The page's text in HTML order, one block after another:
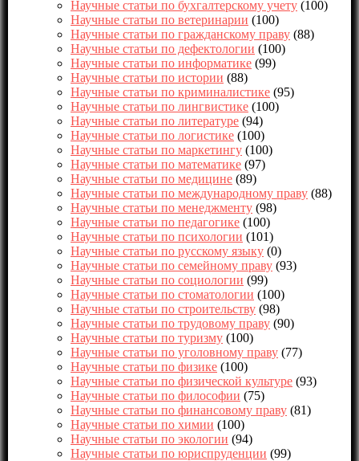
Научные статьи по бухгалтерскому учету (100)
Научные статьи по ветеринарии (100)
Научные статьи по гражданскому праву (88)
Научные статьи по дефектологии (100)
Научные статьи по информатике (99)
Научные статьи по истории (88)
Научные статьи по криминалистике (95)
Научные статьи по лингвистике (100)
Научные статьи по литературе (94)
Научные статьи по логистике (100)
Научные статьи по маркетингу (100)
Научные статьи по математике (97)
Научные статьи по медицине (89)
Научные статьи по международному праву (88)
Научные статьи по менеджменту (98)
Научные статьи по педагогике (100)
Научные статьи по психологии (101)
Научные статьи по русскому языку (0)
Научные статьи по семейному праву (93)
Научные статьи по социологии (99)
Научные статьи по стоматологии (100)
Научные статьи по строительству (98)
Научные статьи по трудовому праву (90)
Научные статьи по туризму (100)
Научные статьи по уголовному праву (77)
Научные статьи по физике (100)
Научные статьи по физической культуре (93)
Научные статьи по философии (75)
Научные статьи по финансовому праву (81)
Научные статьи по химии (100)
Научные статьи по экологии (94)
Научные статьи по юриспруденции (99)